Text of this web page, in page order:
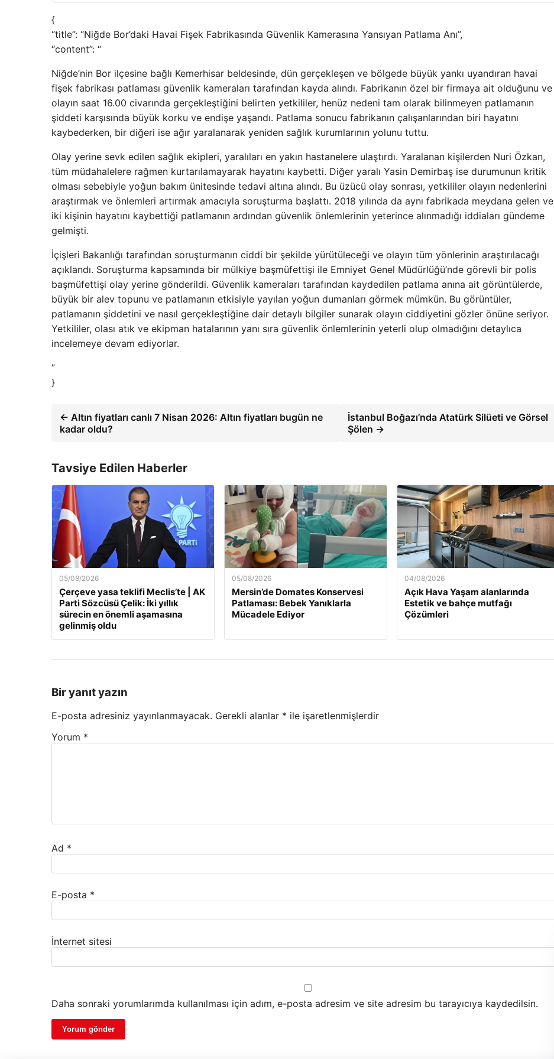
{
“title”: “Niğde Bor’daki Havai Fişek Fabrikasında Güvenlik Kamerasına Yansıyan Patlama Anı”,
“content”: “
Niğde’nin Bor ilçesine bağlı Kemerhisar beldesinde, dün gerçekleşen ve bölgede büyük yankı uyandıran havai
fişek fabrikası patlaması güvenlik kameraları tarafından kayda alındı. Fabrikanın özel bir firmaya ait olduğunu ve
olayın saat 16.00 civarında gerçekleştiğini belirten yetkililer, henüz nedeni tam olarak bilinmeyen patlamanın
şiddeti karşısında büyük korku ve endişe yaşandı. Patlama sonucu fabrikanın çalışanlarından biri hayatını
kaybederken, bir diğeri ise ağır yaralanarak yeniden sağlık kurumlarının yolunu tuttu.
Olay yerine sevk edilen sağlık ekipleri, yaralıları en yakın hastanelere ulaştırdı. Yaralanan kişilerden Nuri Özkan,
tüm müdahalelere rağmen kurtarılamayarak hayatını kaybetti. Diğer yaralı Yasin Demirbaş ise durumunun kritik
olması sebebiyle yoğun bakım ünitesinde tedavi altına alındı. Bu üzücü olay sonrası, yetkililer olayın nedenlerini
araştırmak ve önlemleri artırmak amacıyla soruşturma başlattı. 2018 yılında da aynı fabrikada meydana gelen ve
iki kişinin hayatını kaybettiği patlamanın ardından güvenlik önlemlerinin yeterince alınmadığı iddiaları gündeme
gelmişti.
İçişleri Bakanlığı tarafından soruşturmanın ciddi bir şekilde yürütüleceği ve olayın tüm yönlerinin araştırılacağı
açıklandı. Soruşturma kapsamında bir mülkiye başmüfettişi ile Emniyet Genel Müdürlüğü’nde görevli bir polis
başmüfettişi olay yerine gönderildi. Güvenlik kameraları tarafından kaydedilen patlama anına ait görüntülerde,
büyük bir alev topunu ve patlamanın etkisiyle yayılan yoğun dumanları görmek mümkün. Bu görüntüler,
patlamanın şiddetini ve nasıl gerçekleştiğine dair detaylı bilgiler sunarak olayın ciddiyetini gözler önüne seriyor.
Yetkililer, olası atık ve ekipman hatalarının yanı sıra güvenlik önlemlerinin yeterli olup olmadığını detaylıca
incelemeye devam ediyorlar.
”
}
← Altın fiyatları canlı 7 Nisan 2026: Altın fiyatları bugün ne
kadar oldu?
İstanbul Boğazı’nda Atatürk Silüeti ve Görsel
Şölen →
Tavsiye Edilen Haberler
05/08/2026
Çerçeve yasa teklifi Meclis’te | AK
Parti Sözcüsü Çelik: İki yıllık
sürecin en önemli aşamasına
gelinmiş oldu
05/08/2026
Mersin’de Domates Konservesi
Patlaması: Bebek Yanıklarla
Mücadele Ediyor
04/08/2026
Açık Hava Yaşam alanlarında
Estetik ve bahçe mutfağı
Çözümleri
Bir yanıt yazın
E-posta adresiniz yayınlanmayacak. Gerekli alanlar * ile işaretlenmişlerdir
Yorum *
Ad *
E-posta *
İnternet sitesi
Daha sonraki yorumlarımda kullanılması için adım, e-posta adresim ve site adresim bu tarayıcıya kaydedilsin.